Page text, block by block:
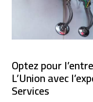
Optez pour
L’Union avec
Services